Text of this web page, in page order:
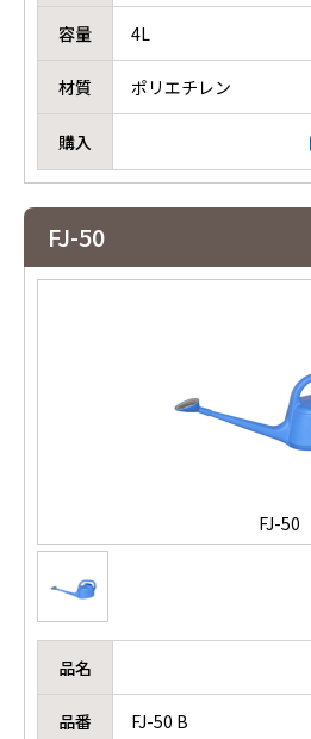
容量 4L
材質 ポリエチレン
購入
FJ-50
FJ-50
品名
品番 FJ-50 B